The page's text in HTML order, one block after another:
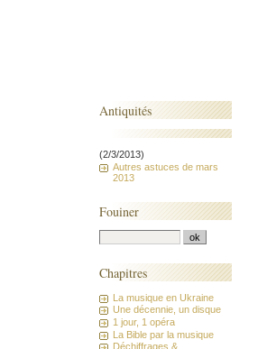
Antiquités
(2/3/2013)
Autres astuces de mars
2013
Fouiner
Chapitres
La musique en Ukraine
Une décennie, un disque
1 jour, 1 opéra
La Bible par la musique
Déchiffrages &